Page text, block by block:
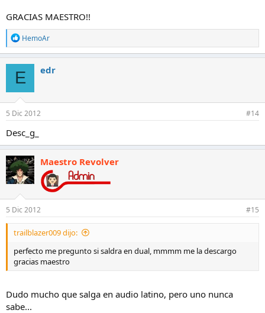
GRACIAS MAESTRO!!
R
e
a
c
c
i
o
n
e
s
:
HemoAr
E edr
5 Dic 2012 #14
Desc_g_
Maestro Revolver
5 Dic 2012 #15
trailblazer009 dijo:
perfecto me pregunto si saldra en dual, mmmm me la descargo
gracias maestro
Dudo mucho que salga en audio latino, pero uno nunca
sabe...